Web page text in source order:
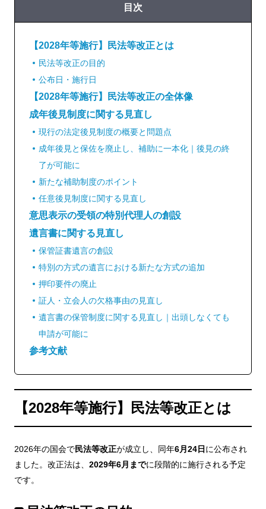
目次
【2028年等施行】民法等改正とは
民法等改正の目的
公布日・施行日
【2028年等施行】民法等改正の全体像
成年後見制度に関する見直し
現行の法定後見制度の概要と問題点
成年後見と保佐を廃止し、補助に一本化｜後見の終
了が可能に
新たな補助制度のポイント
任意後見制度に関する見直し
意思表示の受領の特別代理人の創設
遺言書に関する見直し
保管証書遺言の創設
特別の方式の遺言における新たな方式の追加
押印要件の廃止
証人・立会人の欠格事由の見直し
遺言書の保管制度に関する見直し｜出頭しなくても
申請が可能に
参考文献
【2028年等施行】民法等改正とは
2026年の国会で民法等改正が成立し、同年6月24日に公布され
ました。改正法は、 2029年6月までに段階的に施行される予定
です。